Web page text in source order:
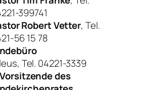
399741
Robert Vetter, Tel.
56 15 78
Tel. 04221-3339
des